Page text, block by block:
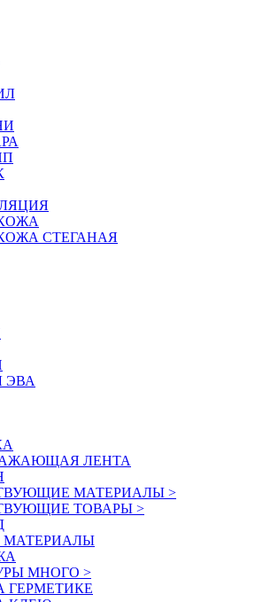
СТЕГАНАЯ
ЭВА
ЛЕНТА
МАТЕРИАЛЫ >
ТОВАРЫ >
МАТЕРИАЛЫ
МНОГО >